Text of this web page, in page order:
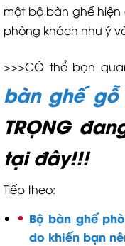
một bộ bàn ghế
phòng khách như ý
>>>CÓ thể bạn
bàn ghế
TRỌNG
tại đây!!!
Tiếp theo:
Bộ bàn ghế
do khiến bạn